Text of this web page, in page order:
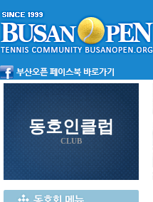
동호인클럽
CLUB